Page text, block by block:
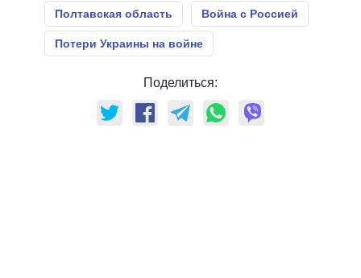
Полтавская область Война с Россией
Потери Украины на войне
Поделиться: